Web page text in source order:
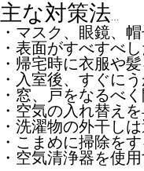
主な対策法
・マスク、眼鏡、
・表面がすべすべ
・帰宅時に衣服や
・入室後、すぐに
・窓、戸をなるべ
・空気の入れ替え
・洗濯物の外干し
・こまめに掃除を
・空気清浄器を使用